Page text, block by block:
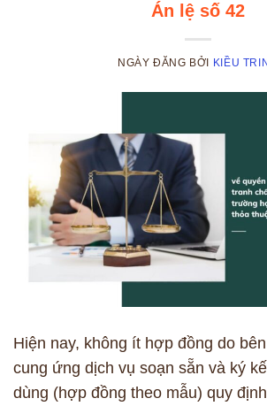
Án lệ số 42
NGÀY ĐĂNG BỞI KIỀU
Hiện nay, không ít hợp đồng do
cung ứng dịch vụ soạn sẵn và ký
dùng (hợp đồng theo mẫu) quy